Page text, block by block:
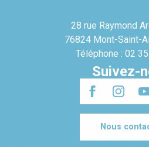
28 rue Raymond
76824 Mont-Saint-
Téléphone : 02
Suivez-
Nous